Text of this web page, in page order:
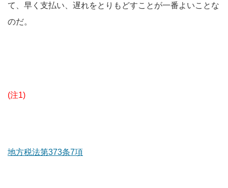
て、早く支払い、遅れをとりもどすことが一番よいことな
のだ。
(注1)
地方税法第373条7項